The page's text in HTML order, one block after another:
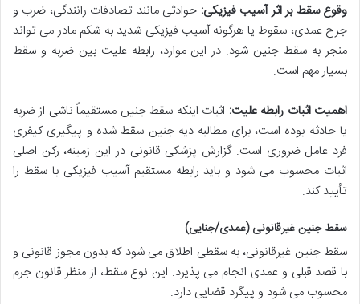
وقوع سقط بر اثر آسیب فیزیکی: حوادثی مانند تصادفات رانندگی، ضرب و
جرح عمدی، سقوط یا هرگونه آسیب فیزیکی شدید به شکم مادر می تواند
منجر به سقط جنین شود. در این موارد، رابطه علیت بین ضربه و سقط
بسیار مهم است.
اهمیت اثبات رابطه علیت: اثبات اینکه سقط جنین مستقیماً ناشی از ضربه
یا حادثه بوده است، برای مطالبه دیه جنین سقط شده و پیگیری کیفری
فرد عامل ضروری است. گزارش پزشکی قانونی در این زمینه، رکن اصلی
اثبات محسوب می شود و باید رابطه مستقیم آسیب فیزیکی با سقط را
تأیید کند.
سقط جنین غیرقانونی (عمدی/جنایی)
سقط جنین غیرقانونی، به سقطی اطلاق می شود که بدون مجوز قانونی و
با قصد قبلی و عمدی انجام می پذیرد. این نوع سقط، از منظر قانون جرم
محسوب می شود و پیگرد قضایی دارد.